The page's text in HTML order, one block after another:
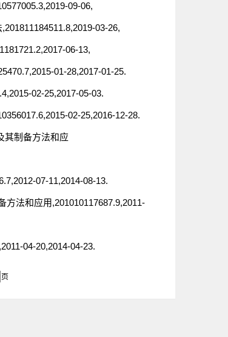
09-06,
03-26,
06-13,
01-28,2017-01-25.
02-25,2017-05-03.
02-25,2016-12-28.
其制备方法和应
07-11,2014-08-13.
法和应用,201010117687.9,2011-
04-20,2014-04-23.
页